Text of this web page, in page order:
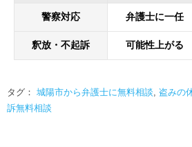
警察対応 弁護士に一任
釈放・不起訴 可能性上がる
タグ： 城陽市から弁護士に無料相談, 盗みの
訴無料相談